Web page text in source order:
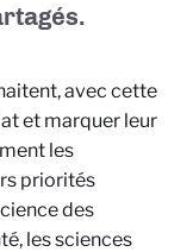
avec cette
et marquer leur
les
priorités
des
les sciences